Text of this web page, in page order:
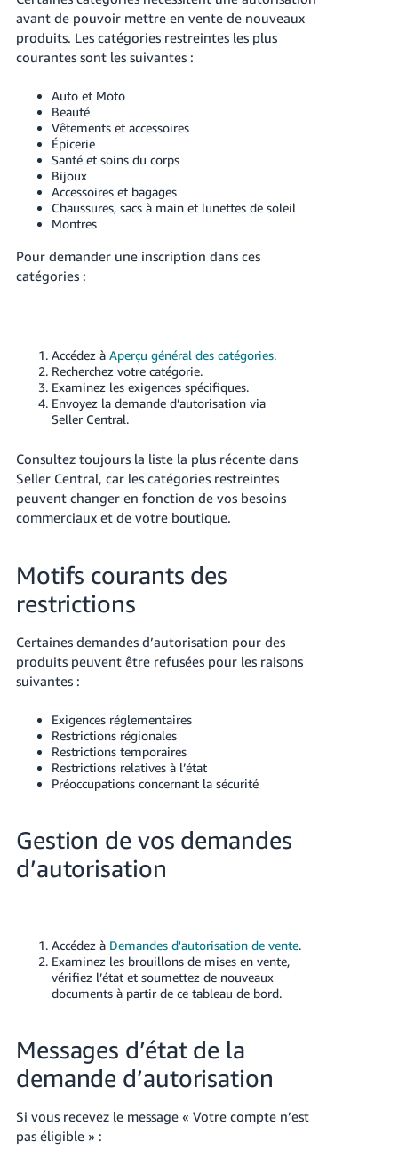
avant de pouvoir mettre en vente de nouveaux
produits. Les catégories restreintes les plus
courantes sont les suivantes :
Auto et Moto
Beauté
Vêtements et accessoires
Épicerie
Santé et soins du corps
Bijoux
Accessoires et bagages
Chaussures, sacs à main et lunettes de soleil
Montres
Pour demander une inscription dans ces
catégories :
Accédez à Aperçu général des catégories.
Recherchez votre catégorie.
Examinez les exigences spécifiques.
Envoyez la demande d’autorisation via
Seller Central.
Consultez toujours la liste la plus récente dans
Seller Central, car les catégories restreintes
peuvent changer en fonction de vos besoins
commerciaux et de votre boutique.
Motifs courants des
restrictions
Certaines demandes d’autorisation pour des
produits peuvent être refusées pour les raisons
suivantes :
Exigences réglementaires
Restrictions régionales
Restrictions temporaires
Restrictions relatives à l’état
Préoccupations concernant la sécurité
Gestion de vos demandes
d’autorisation
Accédez à Demandes d'autorisation de vente.
Examinez les brouillons de mises en vente,
vérifiez l’état et soumettez de nouveaux
documents à partir de ce tableau de bord.
Messages d’état de la
demande d’autorisation
Si vous recevez le message « Votre compte n’est
pas éligible » :